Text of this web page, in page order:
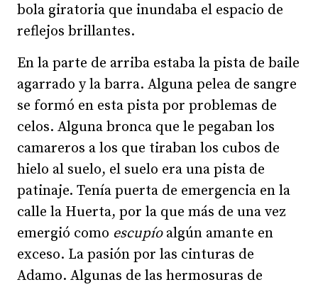
bola giratoria que inundaba el espacio de
reflejos brillantes.
En la parte de arriba estaba la pista de baile
agarrado y la barra. Alguna pelea de sangre
se formó en esta pista por problemas de
celos. Alguna bronca que le pegaban los
camareros a los que tiraban los cubos de
hielo al suelo, el suelo era una pista de
patinaje. Tenía puerta de emergencia en la
calle la Huerta, por la que más de una vez
emergió como escupíoalgún amante en
exceso. La pasión por las cinturas de
Adamo. Algunas de las hermosuras de